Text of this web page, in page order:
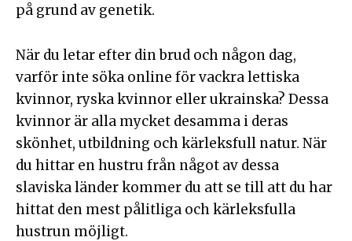
på grund av genetik.
När du letar efter din brud och någon dag,
varför inte söka online för vackra lettiska
kvinnor, ryska kvinnor eller ukrainska? Dessa
kvinnor är alla mycket desamma i deras
skönhet, utbildning och kärleksfull natur. När
du hittar en hustru från något av dessa
slaviska länder kommer du att se till att du har
hittat den mest pålitliga och kärleksfulla
hustrun möjligt.